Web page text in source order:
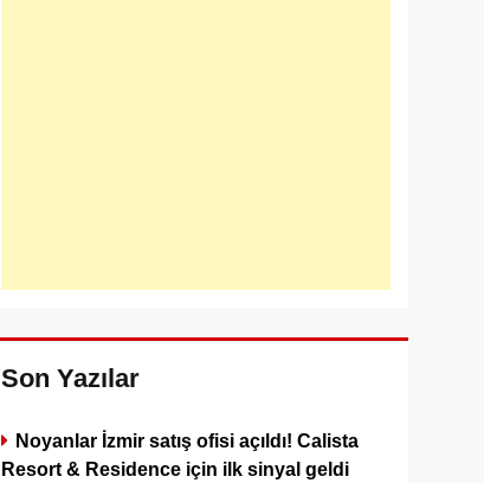
Son Yazılar
Noyanlar İzmir satış ofisi açıldı! Calista
Resort & Residence için ilk sinyal geldi